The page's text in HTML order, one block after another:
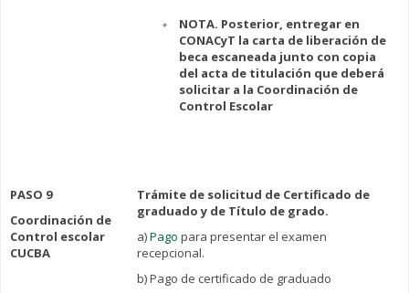
NOTA. Posterior, entregar en
CONACyT la carta de liberación de
beca escaneada junto con copia
del acta de titulación que deberá
solicitar a la Coordinación de
Control Escolar
PASO 9
Coordinación de
Control escolar
CUCBA
Trámite de solicitud de Certificado de
graduado y de Título de grado.
a)Pago para presentar el examen
recepcional.
b) Pago de certificado de graduado